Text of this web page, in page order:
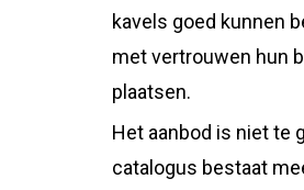
kavels goed kunnen
met vertrouwen hun
plaatsen.
Het aanbod is niet te
catalogus bestaat